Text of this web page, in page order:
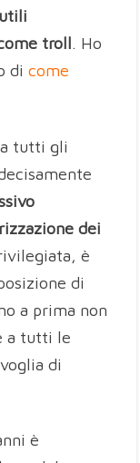
troll. Ho
dicome
tutti gli
dei
è
di
a prima non
a tutti le
di
è